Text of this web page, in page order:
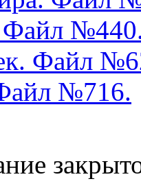
Файл
Файл
№716.